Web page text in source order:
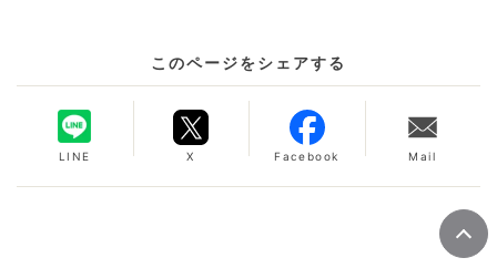
このページをシェアする
LINE X Facebook Mail